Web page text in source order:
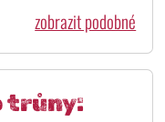
zobrazit podobné
trůny: